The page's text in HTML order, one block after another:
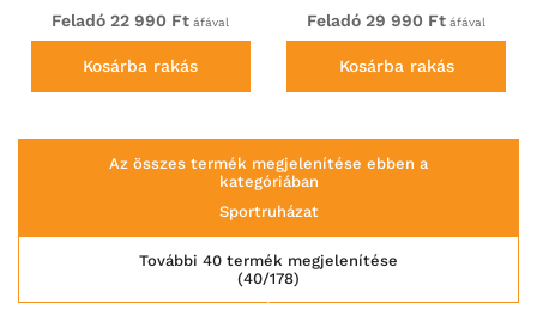
Feladó 22 990 Ft áfával
Kosárba rakás
Feladó 29 990 Ft áfával
Kosárba rakás
Az összes termék megjelenítése ebben a
kategóriában
Sportruházat
(40/178)
További 40 termék megjelenítése